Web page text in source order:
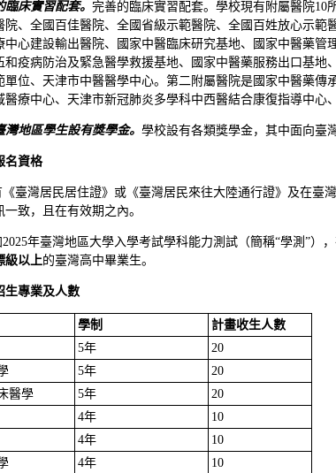
臨床實習配套。 完善的臨床實習配套。學校現有附屬醫院10
院、全國百佳醫院、全國省級示範醫院、全國百姓放心示範
中心建設輸出醫院、國家中醫臨床研究基地、國家中醫藥管
和疫病防治及緊急醫學救援基地、國家中醫藥服務出口基地
單位、天津市中醫醫學中心。第二附屬醫院是國家中醫藥傳
醫療中心、天津市新冠肺炎多學科中西醫結合康復指導中心
灣地區學生設有獎學金。 學校設有各類獎學金，其中面向臺
名資格
《臺灣居民居住證》或《臺灣居民來往大陸通行證》及在臺
一致，且在有效期之內。
2025年臺灣地區大學入學考試學科能力測試（簡稱“學測”）
級以上的臺灣高中畢業生。
生專業及人數
學制
計畫收生人數
5年
20
5年
20
醫學
5年
20
4年
10
4年
10
4年
10